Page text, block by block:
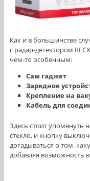
Как и в большинстве
с радар-детектором
чем-то особенным:
Сам гаджет
Зарядное
Крепление на
Кабель для
Здесь стоит упомянуть
стекло, и кнопку
догадываться о том,
добавляя возможность